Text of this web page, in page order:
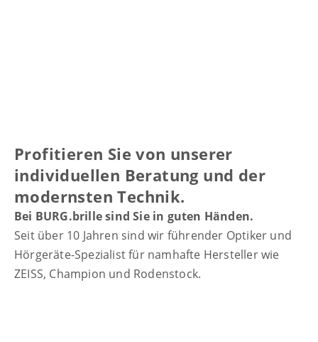
Profitieren Sie von unserer
individuellen Beratung und der
modernsten Technik.
Bei BURG.brille sind Sie in guten Händen.
Seit über 10 Jahren sind wir führender Optiker und
Hörgeräte-Spezialist für namhafte Hersteller wie
ZEISS, Champion und Rodenstock.